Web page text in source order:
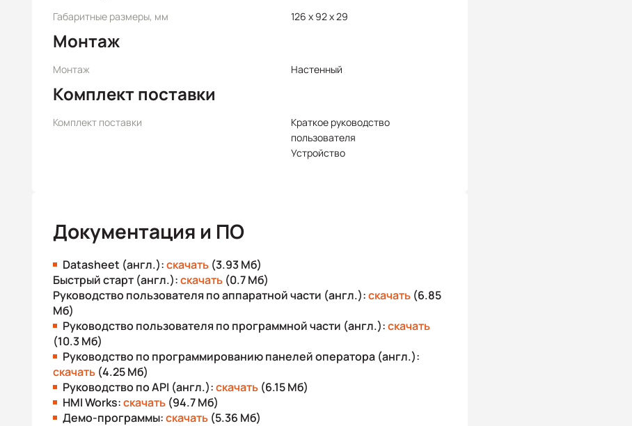
Габаритные размеры, мм 126 x 92 x 29
Монтаж
Монтаж Настенный
Комплект поставки
Комплект поставки
Краткое руководство
пользователя
Устройство
Документация и ПО
Datasheet (англ.):скачать (3.93 Мб)
Быстрый старт (англ.):скачать (0.7 Мб)
Руководство пользователя по аппаратной части (англ.):скачать (6.85
Мб)
Руководство пользователя по программной части (англ.):скачать
(10.3 Мб)
Руководство по программированию панелей оператора (англ.):
скачать (4.25 Мб)
Руководство по API (англ.):скачать (6.15 Мб)
HMI Works:скачать (94.7 Мб)
Демо-программы:скачать (5.36 Мб)